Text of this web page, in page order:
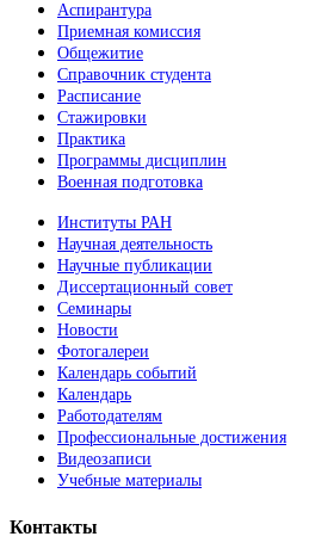
Аспирантура
Приемная комиссия
Общежитие
Справочник студента
Расписание
Стажировки
Практика
Программы дисциплин
Военная подготовка
Институты РАН
Научная деятельность
Научные публикации
Диссертационный совет
Семинары
Новости
Фотогалереи
Календарь событий
Календарь
Работодателям
Профессиональные достижения
Видеозаписи
Учебные материалы
Контакты